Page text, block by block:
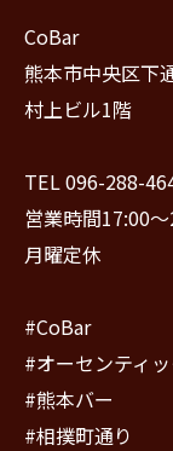
CoBar
熊本市中央区下
村上ビル1階
TEL 096-288-
営業時間17:00
月曜定休
#CoBar
#オーセンティ
#熊本バー
#相撲町通り